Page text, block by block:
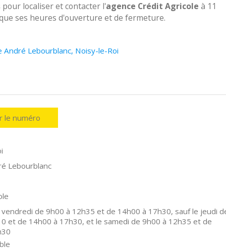
localiser et contacter l'agence Crédit Agricole à 11
ses heures d'ouverture et de fermeture.
Lebourblanc, Noisy-le-Roi
le numéro
Lebourblanc
vendredi de 9h00 à 12h35 et de 14h00 à 17h30, sauf le jeudi
et de 14h00 à 17h30, et le samedi de 9h00 à 12h35 et de